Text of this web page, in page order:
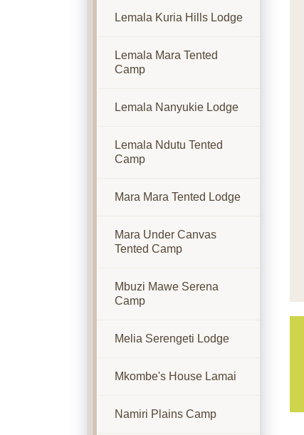
Lemala Kuria Hills Lodge
Lemala Mara Tented
Camp
Lemala Nanyukie Lodge
Lemala Ndutu Tented
Camp
Mara Mara Tented Lodge
Mara Under Canvas
Tented Camp
Mbuzi Mawe Serena
Camp
Melia Serengeti Lodge
Mkombe's House Lamai
Namiri Plains Camp